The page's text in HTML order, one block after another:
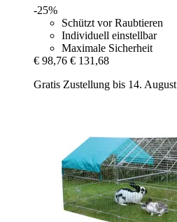
-25%
Schützt vor Raubtieren
Individuell einstellbar
Maximale Sicherheit
€ 98,76 € 131,68
Gratis Zustellung bis 14. August